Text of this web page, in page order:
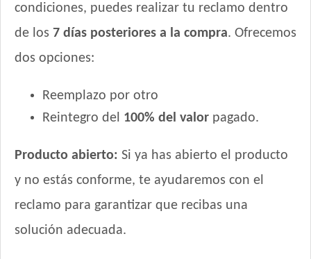
condiciones, puedes realizar tu reclamo dentro
de los 7 días posteriores a la compra. Ofrecemos
dos opciones:
Reemplazo por otro
Reintegro del 100% del valor pagado.
Producto abierto: Si ya has abierto el producto
y no estás conforme, te ayudaremos con el
reclamo para garantizar que recibas una
solución adecuada.